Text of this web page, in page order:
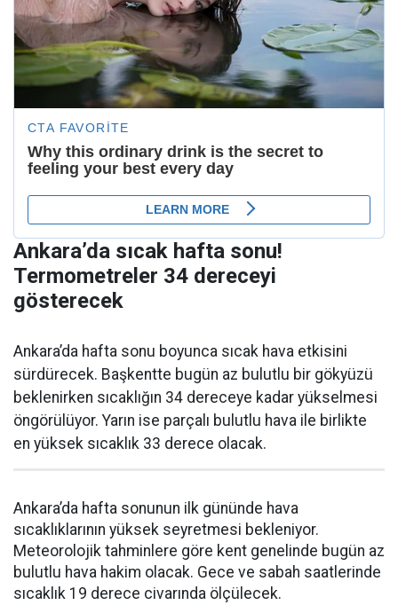
Ankara’da sıcak hafta sonu!
Termometreler 34 dereceyi
gösterecek
Ankara’da hafta sonu boyunca sıcak hava etkisini
sürdürecek. Başkentte bugün az bulutlu bir gökyüzü
beklenirken sıcaklığın 34 dereceye kadar yükselmesi
öngörülüyor. Yarın ise parçalı bulutlu hava ile birlikte
en yüksek sıcaklık 33 derece olacak.
Ankara’da hafta sonunun ilk gününde hava
sıcaklıklarının yüksek seyretmesi bekleniyor.
Meteorolojik tahminlere göre kent genelinde bugün az
bulutlu hava hakim olacak. Gece ve sabah saatlerinde
sıcaklık 19 derece civarında ölçülecek.